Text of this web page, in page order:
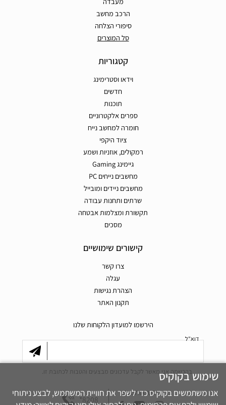
הרכב מחשב
סיפורי הצלחה
סל המוצרים
קטגוריות
וידאו וסטרימינג
חדשים
תוכנות
ספרים אלקטרוניים
חומרה למחשב נייח
ציוד היקפי
רמקולים, אוזניות ושמע
גיימינג Gaming
מחשבים נייחים PC
מחשבים ניידים ומובייל
שרתים ותחנות עבודה
תקשורת ומצלמות אבטחה
מסכים
קישורים שימושיים
צרו קשר
עגלה
הצהרת נגישות
תקנון האתר
הירשמו למועדון הלקוחות שלנו
דוא"ל
בהרשמה אני מאשר לקבל עדכונים מבצעים והטבות לכתובת זו.
חפשו אותנו גם
*8208
שימוש בקוקיס
אנו משתמשים בקוקיס כדי לשפר את חוויית המשתמש, לבצע ניתוחי